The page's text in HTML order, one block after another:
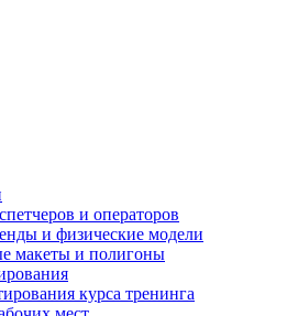
тренажерных комплексов
и операторов
и физические модели
макеты и полигоны
курса тренинга